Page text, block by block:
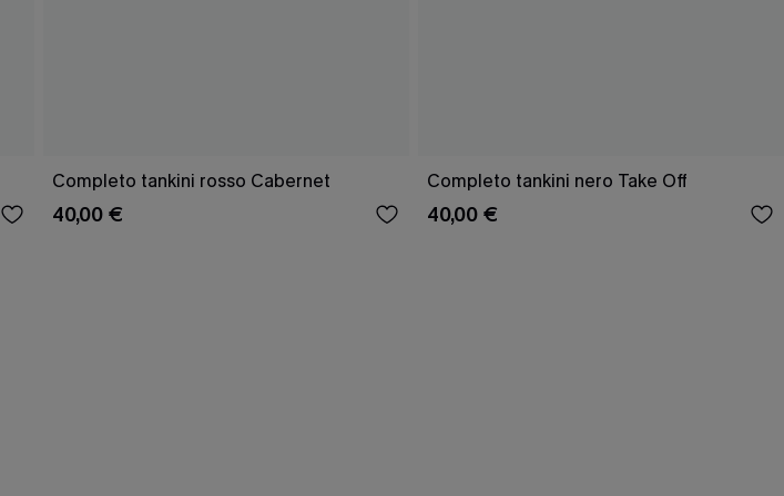
Completo tankini rosso Cabernet
40,00 €
Completo tankini nero Take Off
40,00 €